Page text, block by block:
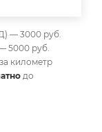
— 3000 руб.
5000 руб.
километр
до